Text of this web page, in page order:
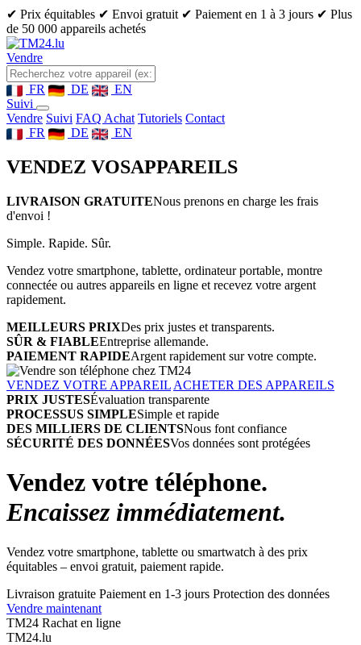
✔ Prix équitables ✔ Envoi gratuit ✔ Paiement en 1 à 3 jours ✔ Plus
de 50 000 appareils achetés
Vendre
FR DE
EN
Suivi
Vendre Suivi FAQ Achat Tutoriels Contact
FR
DE EN
VENDEZ VOSAPPAREILS
LIVRAISON GRATUITENous prenons en charge les frais
d'envoi !
Simple. Rapide. Sûr.
Vendez votre smartphone, tablette, ordinateur portable, montre
connectée ou autres appareils en ligne et recevez votre argent
rapidement.
MEILLEURS PRIXDes prix justes et transparents.
SÛR & FIABLEEntreprise allemande.
PAIEMENT RAPIDEArgent rapidement sur votre compte.
VENDEZ VOTRE APPAREIL ACHETER DES APPAREILS
PRIX JUSTESÉvaluation transparente
PROCESSUS SIMPLESimple et rapide
DES MILLIERS DE CLIENTSNous font confiance
SÉCURITÉ DES DONNÉESVos données sont protégées
Vendez votre téléphone.
Encaissez immédiatement.
Vendez votre smartphone, tablette ou smartwatch à des prix
équitables – envoi gratuit, paiement rapide.
Livraison gratuite Paiement en 1-3 jours Protection des données
Vendre maintenant
TM24 Rachat en ligne
TM24.lu